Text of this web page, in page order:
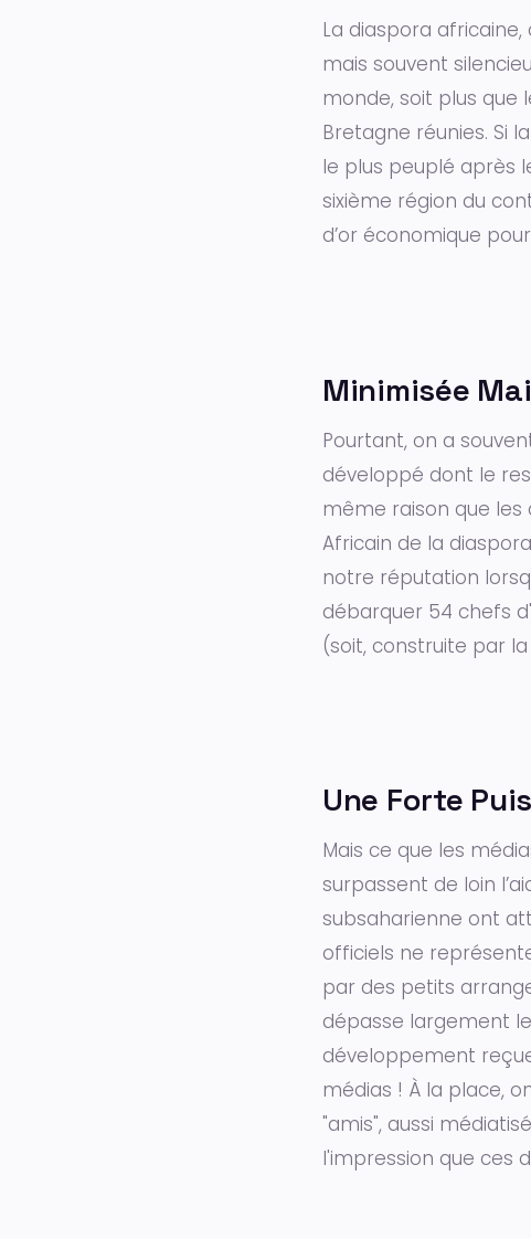
La diaspora
mais souvent
monde, soit plus que
Bretagne réunies. Si
le plus peuplé après
sixième région du
d’or économique pour
Minimisée
Pourtant, on a
développé dont le
même raison que
Africain de la
notre réputation
débarquer 54 chefs
(soit, construite par
Une Forte
Mais ce que les
surpassent de loin
subsaharienne ont
officiels ne
par des petits
dépasse largement
développement
médias ! À la place,
"amis", aussi
l'impression que ces